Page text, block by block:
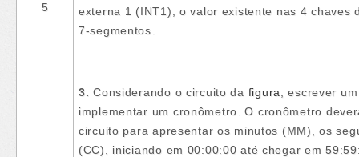
5
externa 1 (INT1), o valor existente nas 4 chaves
7-segmentos.
3. Considerando o circuito da figura
, escrever
implementar um cronômetro. O cronômetro
circuito para apresentar os minutos (MM), os
(CC), iniciando em 00:00:00 até chegar em